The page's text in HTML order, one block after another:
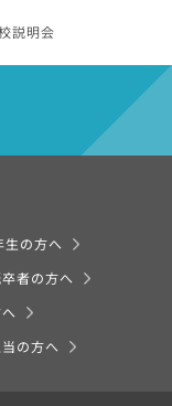
説明会
生の方へ
者の方へ
の方へ